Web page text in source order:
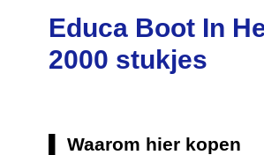
Educa Boot In
2000 stukjes
Waarom hier kopen